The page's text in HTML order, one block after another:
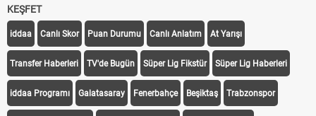
KEŞFET
iddaa Canlı Skor Puan Durumu Canlı Anlatım At Yarışı
Transfer Haberleri TV'de Bugün Süper Lig Fikstür Süper Lig Haberleri
iddaa Programı Galatasaray Fenerbahçe Beşiktaş Trabzonspor